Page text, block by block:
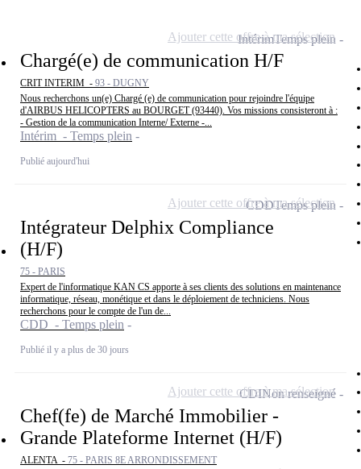
Chargé(e) de communication H/F
CRIT INTERIM - 93 - DUGNY
Nous recherchons un(e) Chargé (e) de communication pour rejoindre l'équipe
d'AIRBUS HELICOPTERS au BOURGET (93440). Vos missions consisteront à :
- Gestion de la communication Interne/ Externe -...
Intérim - Temps plein
Publié aujourd'hui
IntérimTemps plein
Ajouter cette offre à ma sélection
Intégrateur Delphix Compliance
(H/F)
75 - PARIS
Expert de l'informatique KAN CS apporte à ses clients des solutions en maintenance
informatique, réseau, monétique et dans le déploiement de techniciens. Nous
recherchons pour le compte de l'un de...
CDD - Temps plein
Publié il y a plus de 30 jours
CDDTemps plein
Ajouter cette offre à ma sélection
Chef(fe) de Marché Immobilier -
Grande Plateforme Internet (H/F)
ALENTA - 75 - PARIS 8E ARRONDISSEMENT
CDINon renseigné
Ajouter cette offre à ma sélection